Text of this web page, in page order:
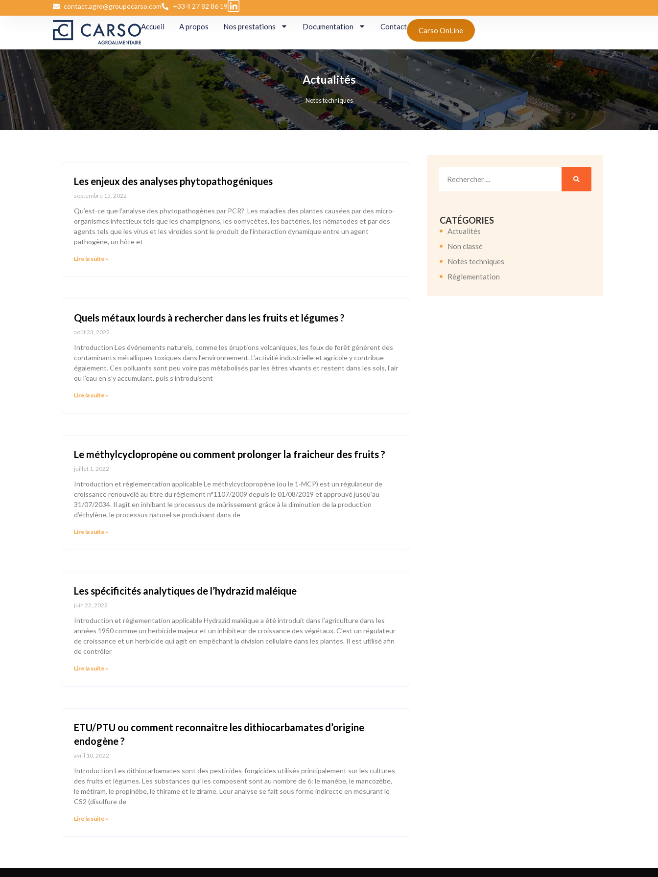
contact.agro@groupecarso.com +33 4 27 82 86 19
Accueil A propos Nos prestations Documentation Contact Carso OnLine
Actualités
Notes techniques
Les enjeux des analyses phytopathogéniques
septembre 15, 2022
Qu’est-ce que l’analyse des phytopathogènes par PCR? Les maladies des plantes causées par des micro-
organismes infectieux tels que les champignons, les oomycètes, les bactéries, les nématodes et par des
agents tels que les virus et les viroïdes sont le produit de l’interaction dynamique entre un agent
pathogène, un hôte et
Lire la suite »
Quels métaux lourds à rechercher dans les fruits et légumes ?
août 23, 2022
Introduction Les événements naturels, comme les éruptions volcaniques, les feux de forêt génèrent des
contaminants métalliques toxiques dans l’environnement. L’activité industrielle et agricole y contribue
également. Ces polluants sont peu voire pas métabolisés par les êtres vivants et restent dans les sols, l’air
ou l’eau en s’y accumulant, puis s’introduisent
Lire la suite »
Le méthylcyclopropène ou comment prolonger la fraicheur des fruits ?
juillet 1, 2022
Introduction et réglementation applicable Le méthylcyclopropène (ou le 1-MCP) est un régulateur de
croissance renouvelé au titre du règlement n°1107/2009 depuis le 01/08/2019 et approuvé jusqu’au
31/07/2034. Il agit en inhibant le processus de mûrissement grâce à la diminution de la production
d’éthylène, le processus naturel se produisant dans de
Lire la suite »
Les spécificités analytiques de l’hydrazid maléique
juin 22, 2022
Introduction et réglementation applicable Hydrazid maléique a été introduit dans l’agriculture dans les
années 1950 comme un herbicide majeur et un inhibiteur de croissance des végétaux. C’est un régulateur
de croissance et un herbicide qui agit en empêchant la division cellulaire dans les plantes. Il est utilisé afin
de contrôler
Lire la suite »
ETU/PTU ou comment reconnaitre les dithiocarbamates d’origine
endogène ?
avril 10, 2022
Introduction Les dithiocarbamates sont des pesticides-fongicides utilisés principalement sur les cultures
des fruits et légumes. Les substances qui les composent sont au nombre de 6: le manèbe, le mancozèbe,
le métiram, le propinèbe, le thirame et le zirame. Leur analyse se fait sous forme indirecte en mesurant le
CS2 (disulfure de
Lire la suite »
CATÉGORIES
Actualités
Non classé
Notes techniques
Réglementation